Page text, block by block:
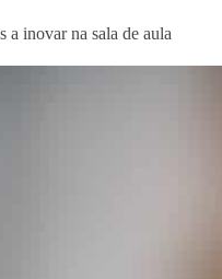
a inovar na sala de aula